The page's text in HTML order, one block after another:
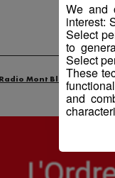
Radio Mont Blanc
We and
interest:
Select
to
Select
These
and